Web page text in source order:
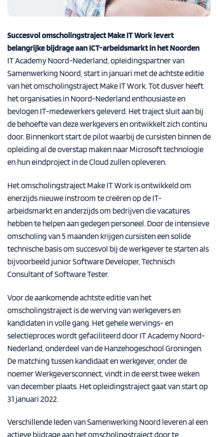
Succesvol omscholingstraject Make IT Work levert
belangrijke bijdrage aan ICT-arbeidsmarkt in het Noorden
IT Academy Noord-Nederland, opleidingspartner van
Samenwerking Noord, start in januari met de achtste editie
van het omscholingstraject Make IT Work. Tot dusver heeft
het organisaties in Noord-Nederland enthousiaste en
bevlogen IT-medewerkers geleverd. Het traject sluit aan bij
de behoefte van deze werkgevers en ontwikkelt zich continu
door. Binnenkort start de pilot waarbij de cursisten binnen de
opleiding al de overstap maken naar Microsoft technologie
en hun eindproject in de Cloud zullen opleveren.
Het omscholingstraject Make IT Work is ontwikkeld om
enerzijds nieuwe instroom te creëren op de IT-
arbeidsmarkt en anderzijds om bedrijven die vacatures
hebben te helpen aan gedegen personeel. Door de intensieve
omscholing van 5 maanden krijgen cursisten een solide
technische basis om succesvol bij de werkgever te starten als
bijvoorbeeld junior Software Developer, Technisch
Consultant of Software Tester.
Voor de aankomende achtste editie van het
omscholingstraject is de werving van werkgevers en
kandidaten in volle gang. Het gehele wervings- en
selectieproces wordt gefaciliteerd door IT Academy Noord-
Nederland, onderdeel van de Hanzehogeschool Groningen.
De matching tussen kandidaat en werkgever, onder de
noemer Werkgeversconnect, vindt in de eerst twee weken
van december plaats. Het opleidingstraject gaat van start op
31 januari 2022.
Verschillende leden van Samenwerking Noord leveren al een
actieve bijdrage aan het omscholingstraject door te